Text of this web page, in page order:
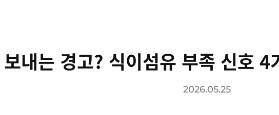
내는 경고? 식이섬유 부족 신호 4
2026.05.25